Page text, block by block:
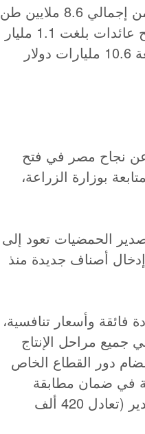
تصدرت الموالح الصادرات الزراعية بكمية بلغت نحو 2.4 مليون طن من إجمالي 8.6 ملايين طن
(تمثل نحو 28% من حجم الصادرات الزراعية). حققت صادرات الموالح عائدات بلغت 1.1 مليار
دولار من إجمالي عائدات الصادرات الزراعية الطازجة والمصنعة البالغة 10.6 مليارات دولار
عن نجاح مصر في فتح
بوزارة الزراعة،
الحمضيات تعود إلى
المزروعة بنحو 500 ألف فدان، وإدخال أصناف جديدة منذ
فائقة وأسعار تنافسية،
جميع مراحل الإنتاج
دور القطاع الخاص
في ضمان مطابقة
الإنتاج للمعايير، لافتا إلى تكويد أكثر من 6 آلاف مزرعة مخصصة للتصدير (تعادل 420 ألف